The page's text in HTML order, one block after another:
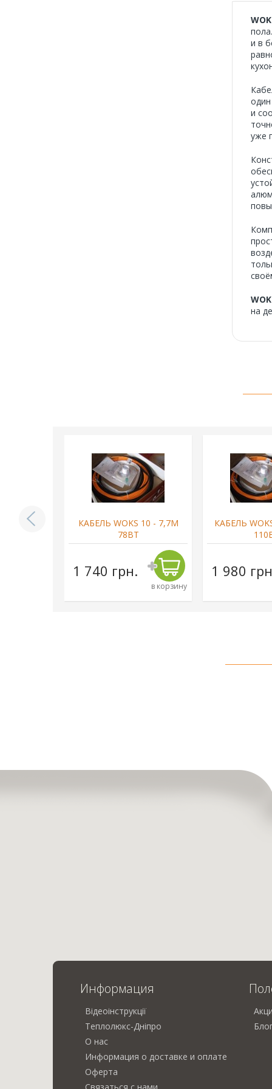
и в
и
уже
на
- 200М
КАБЕЛЬ WOKS 10 - 7,7М
78ВТ
1 740 грн.
в корзину
КАБЕЛЬ
1 980
Информация
Відеоінструкції
Теплолюкс-Дніпро
О нас
Информация о доставке и оплате
Оферта